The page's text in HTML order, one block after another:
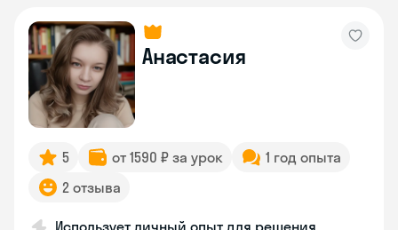
Анастасия
5 от 1590 ₽ за урок
1 год опыта
2 отзыва
Использует личный опыт для решения